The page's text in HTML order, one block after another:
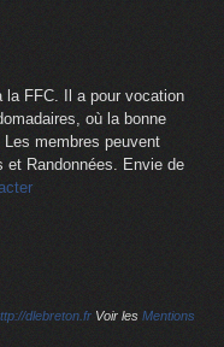
la FFC. Il a pour vocation
où la bonne
membres peuvent
et Randonnées. Envie de
dlebreton.fr Voir les Mentions